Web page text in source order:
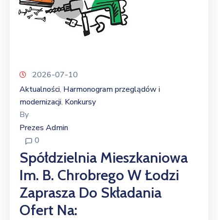
2026-07-10
Aktualności‚ Harmonogram przeglądów i
modernizacji‚ Konkursy
By
Prezes Admin
0
Spółdzielnia Mieszkaniowa
Im. B. Chrobrego W Łodzi
Zaprasza Do Składania
Ofert Na: